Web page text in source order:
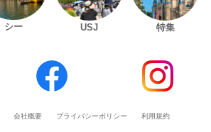
シー USJ 特集
会社概要 プライバシーポリシー 利用規約